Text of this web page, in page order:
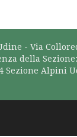
- Via
della Sezione:
Sezione Alpini